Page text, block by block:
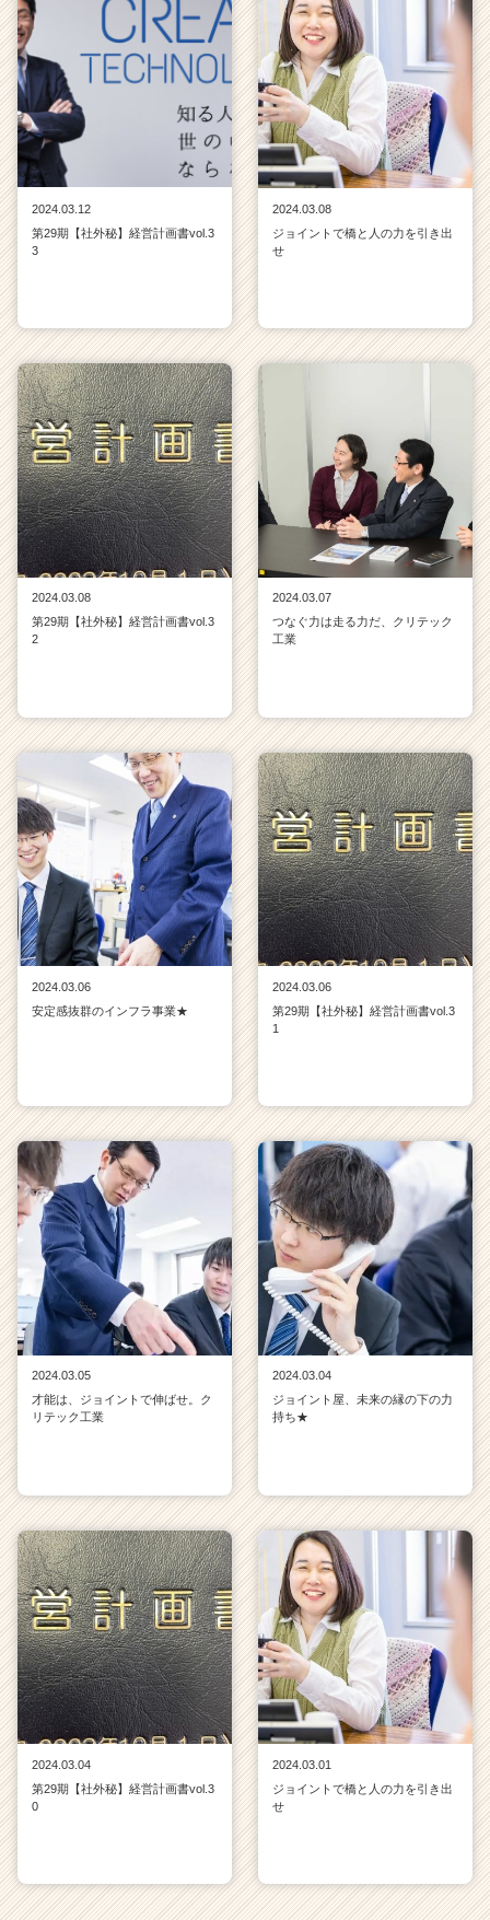
2024.03.12
第29期【社外秘】経営計画書vol.3
3
2024.03.08
ジョイントで橋と人の力を引き出
せ
2024.03.08
第29期【社外秘】経営計画書vol.3
2
2024.03.07
つなぐ力は走る力だ、クリテック
工業
2024.03.06
安定感抜群のインフラ事業★
2024.03.06
第29期【社外秘】経営計画書vol.3
1
2024.03.05
才能は、ジョイントで伸ばせ。ク
リテック工業
2024.03.04
ジョイント屋、未来の縁の下の力
持ち★
2024.03.04
第29期【社外秘】経営計画書vol.3
0
2024.03.01
ジョイントで橋と人の力を引き出
せ